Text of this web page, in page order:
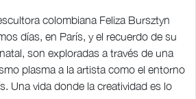
colombiana Feliza Bursztyn
días, en París, y el recuerdo de su
son exploradas a través de una
plasma a la artista como el entorno
Una vida donde la creatividad es lo